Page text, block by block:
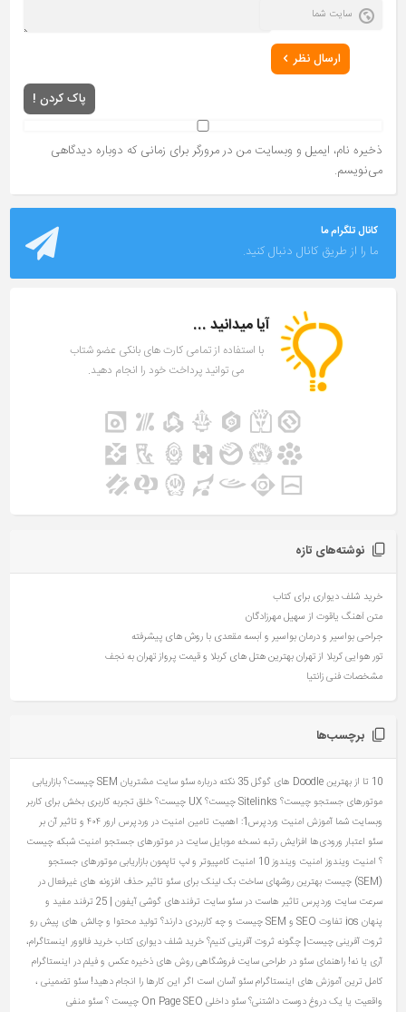
ارسال نظر
پاک کردن !
ذخیره نام، ایمیل و وبسایت من در مرورگر برای زمانی که دوباره دیدگاهی
می‌نویسم.
کانال تلگرام ما
ما را از طریق کانال دنبال کنید.
آیا میدانید ...
با استفاده از تمامی کارت های بانکی عضو شتاب
می توانید پرداخت خود را انجام دهید.
نوشته‌های تازه
خرید شلف دیواری برای کتاب
متن آهنگ یاقوت از سهیل مهرزادگان
جراحی بواسیر و درمان بواسیر و آبسه مقعدی با روش های پیشرفته
تور هوایی کربلا از تهران بهترین هتل های کربلا و قیمت پرواز تهران به نجف
مشخصات فنی زانتیا
برچسب‌ها
10 تا از بهترین Doodle های گوگل 35 نکته درباره سئو سایت مشتریان
SEM چیست؟ بازاریابی
موتورهای جستجو چیست؟ Sitelinks چیست؟
UX چیست؟ خلق تجربه کاربری بخش برای کاربر
وبسایت شما آموزش امنیت وردپرس1: اهمیت تامین امنیت در وردپرس
ارور ۴۰۴ و تاثیر آن بر
سئو اعتبار ورودی‌ها افزایش رتبه نسخه موبایل سایت در موتورهای جستجو امنیت شبکه چیست
؟ امنیت ویندوز امنیت ویندوز 10 امنیت کامپیوتر و لپ تاپمونبازاریابی موتورهای جستجو
(SEM) چیست
بهترین روشهای ساخت بک لینک برای سئو تاثیر حذف افزونه های غیرفعال در
سرعت سایت وردپرس تاثیر هاست در سئو سایت
ترفندهای گوشی آیفون | 25 ترفند مفید و
پنهان ios
تفاوت SEO و SEM چیست و چه کاربردی دارند؟
تولید محتوا و چالش های پیش رو
ثروت آفرینی چیست| چگونه ثروت آفرینی کنیم؟خرید شلف دیواری کتابخرید فالوور اینستاگرام،
آری یا نه! راهنمای سئو در طراحی سایت فروشگاهیروش های ذخیره عکس و فیلم در اینستاگرام
کامل ترین آموزش های اینستاگرامسئو آسان است اگر این کارها را انجام دهید! سئو تضمینی ،
واقعیت یا یک دروغ دوست‌ داشتنی؟سئو داخلی On Page SEO چیست ؟
سئو منفی